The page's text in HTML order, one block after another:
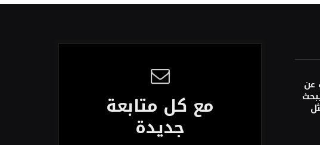
عن
مع كل متابعة
جديدة